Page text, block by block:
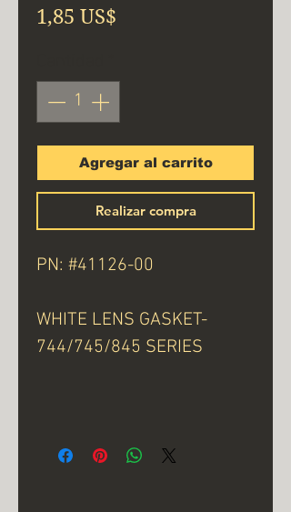
1,85 US$
Agregar al carrito
Realizar compra
PN: #41126-00
WHITE LENS GASKET-
744/745/845 SERIES